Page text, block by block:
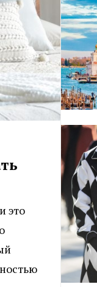
это